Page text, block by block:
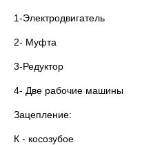
1-Электродвигатель
2- Муфта
3-Редуктор
4- Две рабочие машины
Зацепление:
К - косозубое